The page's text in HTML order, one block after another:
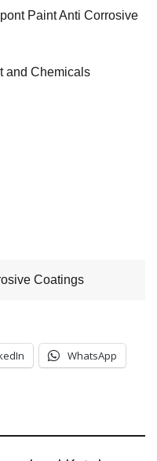
Paint Anti Corrosive
and Chemicals
Coatings
WhatsApp